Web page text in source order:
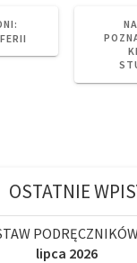
POST:
OSTATNIE
lipca 2026